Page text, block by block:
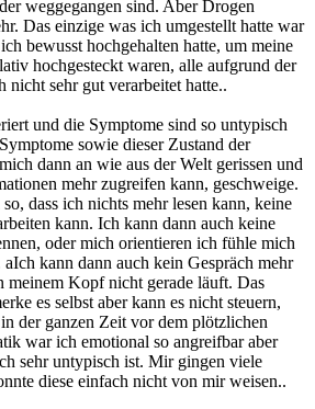
weggegangen sind. Aber Drogen
Das einzige was ich umgestellt hatte war
bewusst hochgehalten hatte, um meine
hochgesteckt waren, alle aufgrund der
nicht sehr gut verarbeitet hatte..
und die Symptome sind so untypisch
sowie dieser Zustand der
dann an wie aus der Welt gerissen und
mehr zugreifen kann, geschweige.
dass ich nichts mehr lesen kann, keine
kann. Ich kann dann auch keine
oder mich orientieren ich fühle mich
kann dann auch kein Gespräch mehr
meinem Kopf nicht gerade läuft. Das
es selbst aber kann es nicht steuern,
der ganzen Zeit vor dem plötzlichen
war ich emotional so angreifbar aber
sehr untypisch ist. Mir gingen viele
diese einfach nicht von mir weisen..